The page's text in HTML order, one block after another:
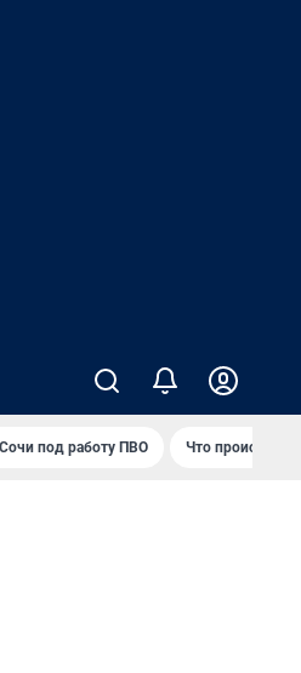
под работу ПВО Что происходит